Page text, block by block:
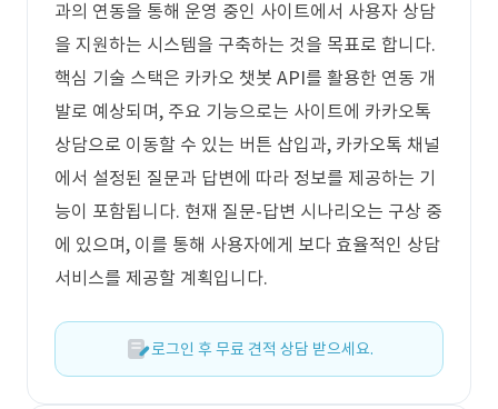
과의 연동을 통해 운영 중인 사이트에서 사용자 상담
을 지원하는 시스템을 구축하는 것을 목표로 합니다.
핵심 기술 스택은 카카오 챗봇 API를 활용한 연동 개
발로 예상되며, 주요 기능으로는 사이트에 카카오톡
상담으로 이동할 수 있는 버튼 삽입과, 카카오톡 채널
에서 설정된 질문과 답변에 따라 정보를 제공하는 기
능이 포함됩니다. 현재 질문-답변 시나리오는 구상 중
에 있으며, 이를 통해 사용자에게 보다 효율적인 상담
서비스를 제공할 계획입니다.
로그인 후 무료 견적 상담 받으세요.